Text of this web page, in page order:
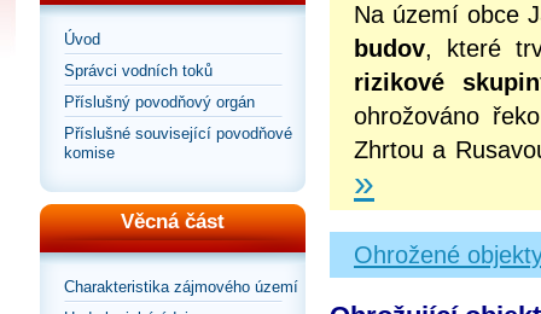
Úvod
Správci vodních toků
Příslušný povodňový orgán
Příslušné související povodňové
komise
Věcná část
Charakteristika zájmového území
Na území obce
budov, které
rizikové
ohrožováno
Zhrtou a
»
Ohrožené